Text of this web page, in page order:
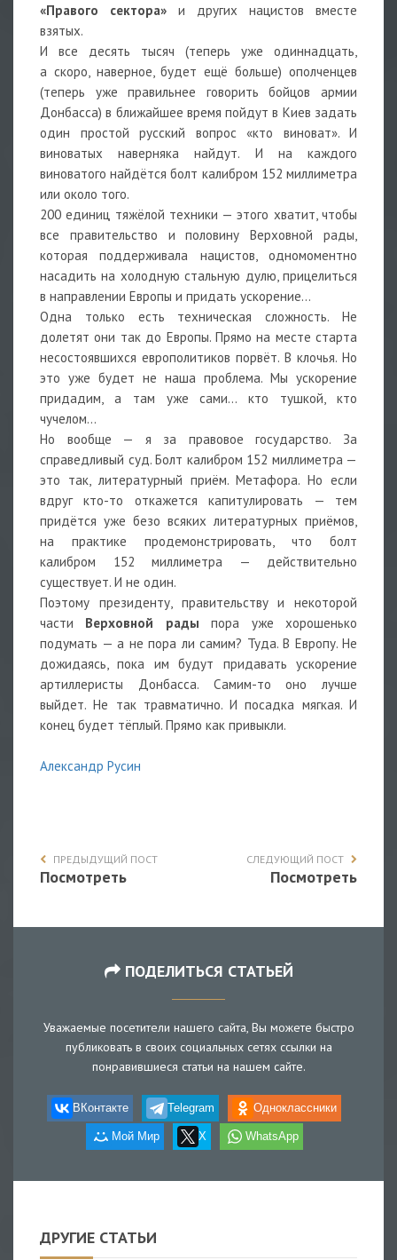
«Правого сектора» и других нацистов вместе
взятых.
И все десять тысяч (теперь уже одиннадцать,
а скоро, наверное, будет ещё больше) ополченцев
(теперь уже правильнее говорить бойцов армии
Донбасса) в ближайшее время пойдут в Киев задать
один простой русский вопрос «кто виноват». И
виноватых наверняка найдут. И на каждого
виноватого найдётся болт калибром 152 миллиметра
или около того.
200 единиц тяжёлой техники — этого хватит, чтобы
все правительство и половину Верховной рады,
которая поддерживала нацистов, одномоментно
насадить на холодную стальную дулю, прицелиться
в направлении Европы и придать ускорение…
Одна только есть техническая сложность. Не
долетят они так до Европы. Прямо на месте старта
несостоявшихся европолитиков порвёт. В клочья. Но
это уже будет не наша проблема. Мы ускорение
придадим, а там уже сами… кто тушкой, кто
чучелом…
Но вообще — я за правовое государство. За
справедливый суд. Болт калибром 152 миллиметра —
это так, литературный приём. Метафора. Но если
вдруг кто-то откажется капитулировать — тем
придётся уже безо всяких литературных приёмов,
на практике продемонстрировать, что болт
калибром 152 миллиметра — действительно
существует. И не один.
Поэтому президенту, правительству и некоторой
части Верховной рады пора уже хорошенько
подумать — а не пора ли самим? Туда. В Европу. Не
дожидаясь, пока им будут придавать ускорение
артиллеристы Донбасса. Самим-то оно лучше
выйдет. Не так травматично. И посадка мягкая. И
конец будет тёплый. Прямо как привыкли.
Александр Русин
ПРЕДЫДУЩИЙ ПОСТ
Посмотреть
СЛЕДУЮЩИЙ ПОСТ
Посмотреть
ПОДЕЛИТЬСЯ СТАТЬЕЙ
Уважаемые посетители нашего сайта, Вы можете быстро
публиковать в своих социальных сетях ссылки на
понравившиеся статьи на нашем сайте.
ВКонтакте Telegram Одноклассники
Мой Мир X WhatsApp
ДРУГИЕ СТАТЬИ